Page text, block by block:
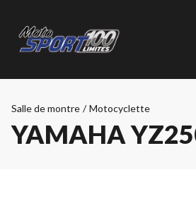
Salle de montre / Motocyclette
YAMAHA